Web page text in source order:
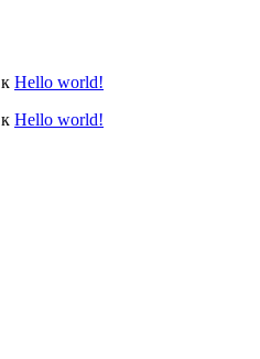
Hello world!
Hello world!